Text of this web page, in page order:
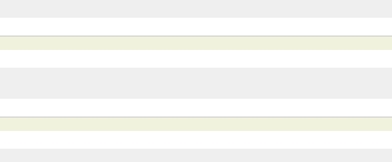
a performance do processador e a
de longa duração é um ponto positivo.